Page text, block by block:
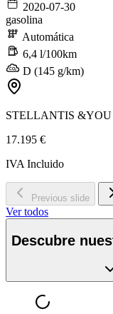
2020-07-30
gasolina
Automática
6,4 l/100km
D (145 g/km)
STELLANTIS
17.195 €
IVA Incluido
Previous slide
Ver todos
Descubre